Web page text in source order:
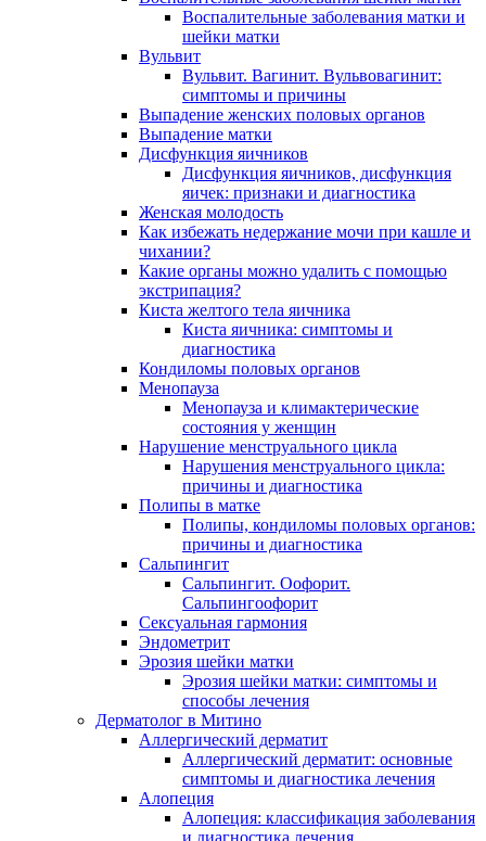
Воспалительные заболевания матки и
шейки матки
Вульвит
Вульвит. Вагинит. Вульвовагинит:
симптомы и причины
Выпадение женских половых органов
Выпадение матки
Дисфункция яичников
Дисфункция яичников, дисфункция
яичек: признаки и диагностика
Женская молодость
Как избежать недержание мочи при кашле и
чихании?
Какие органы можно удалить с помощью
экстрипация?
Киста желтого тела яичника
Киста яичника: симптомы и
диагностика
Кондиломы половых органов
Менопауза
Менопауза и климактерические
состояния у женщин
Нарушение менструального цикла
Нарушения менструального цикла:
причины и диагностика
Полипы в матке
Полипы, кондиломы половых органов:
причины и диагностика
Сальпингит
Сальпингит. Оофорит.
Сальпингоофорит
Сексуальная гармония
Эндометрит
Эрозия шейки матки
Эрозия шейки матки: симптомы и
способы лечения
Дерматолог в Митино
Аллергический дерматит
Аллергический дерматит: основные
симптомы и диагностика лечения
Алопеция
Алопеция: классификация заболевания
и диагностика лечения